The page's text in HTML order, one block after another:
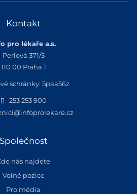
Kontakt
pro lékaře a.s.
Perlová 371/5
110 00 Praha 1
schránky: 5paa56z
253 253 900
Společnost
nás najdete
Volné pozice
Pro média